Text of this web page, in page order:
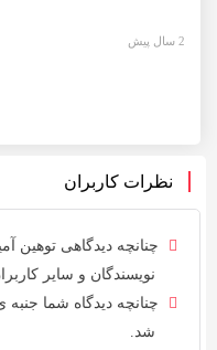
نظرات کاربران
چنانچه دیدگاهی توهین
نویسندگان و سایر کاربران
چنانچه دیدگاه شما جنبه ی